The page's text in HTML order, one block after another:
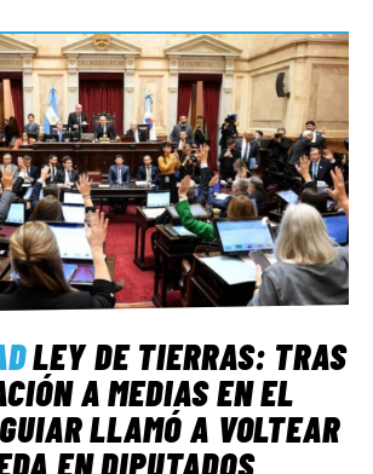
LEY DE TIERRAS: TRAS
A MEDIAS EN EL
LLAMÓ A VOLTEAR
EN DIPUTADOS